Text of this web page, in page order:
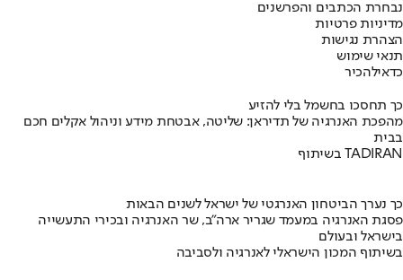
נבחרת הכתבים והפרשנים
מדיניות פרטיות
הצהרת נגישות
תנאי שימוש
כדאילהכיר
כך תחסכו בחשמל בלי להזיע
מהפכת האנרגיה של תדיראן: שליטה, אבטחת מידע וניהול אקלים חכם
בבית
בשיתוף TADIRAN
כך נערך הביטחון האנרגטי של ישראל לשנים הבאות
פסגת האנרגיה במעמד שגריר ארה"ב, שר האנרגיה ובכירי התעשייה
בישראל ובעולם
בשיתוף המכון הישראלי לאנרגיה ולסביבה